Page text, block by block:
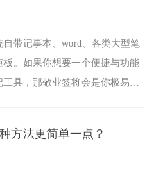
带记事本、word、各类大型笔
。如果你想要一个便捷与功能
具，那敬业签将会是你极易上
方法更简单一点？